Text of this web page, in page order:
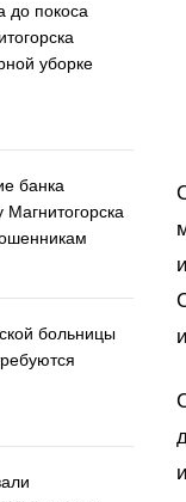
до покоса
уборке
банка
Магнитогорска
больницы
и